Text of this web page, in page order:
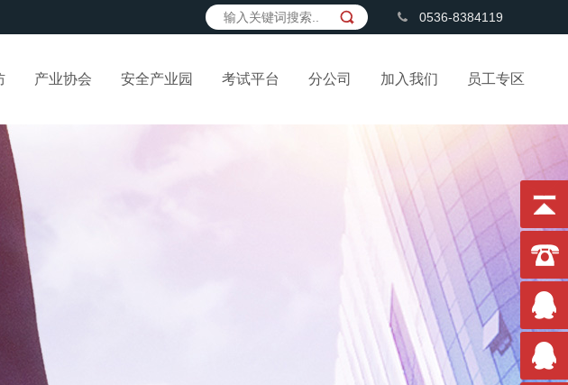
0536-8384119
产业协会 安全产业园 考试平台 分公司 加入我们 员工专区